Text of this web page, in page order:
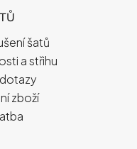
šatů
a střihu
zboží